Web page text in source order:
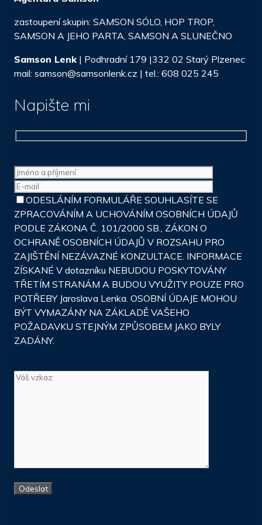
zastoupení skupin: SAMSON SÓLO, HOP TROP,
SAMSON A JEHO PARTA, SAMSON A SLUNEČNO
Samson Lenk| Podhradní 179 |332 02 Starý Plzenec
mail: samson@samsonlenk.cz | tel.: 608 025 245
Napište mi
ODESLÁNÍM FORMULÁŘE SOUHLASÍTE SE
ZPRACOVÁNÍM A UCHOVÁNÍM OSOBNÍCH ÚDAJŮ
PODLE ZÁKONA Č. 101/2000 SB., ZÁKON O
OCHRANĚ OSOBNÍCH ÚDAJŮ V ROZSAHU PRO
ZAJIŠTĚNÍ NEZÁVAZNÉ KONZULTACE. INFORMACE
ZÍSKANÉ V dotazníku NEBUDOU POSKYTOVÁNY
TŘETÍM STRANÁM A BUDOU VYUŽITY POUZE PRO
POTŘEBY Jaroslava Lenka. OSOBNÍ ÚDAJE MOHOU
BÝT VYMAZÁNY NA ZÁKLADĚ VAŠEHO
POŽADAVKU STEJNÝM ZPŮSOBEM JAKO BYLY
ZADÁNY.